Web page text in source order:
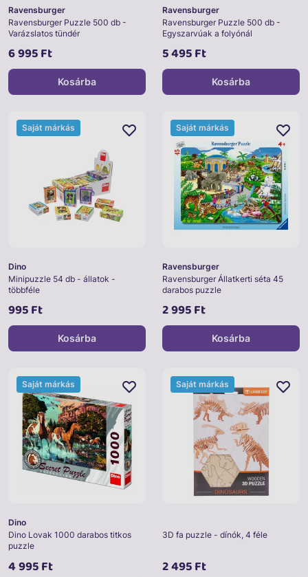
Ravensburger
Ravensburger Puzzle 500 db -
Varázslatos tündér
6 995 Ft
Kosárba
Ravensburger
Ravensburger Puzzle 500 db -
Egyszarvúak a folyónál
5 495 Ft
Kosárba
Dino
Minipuzzle 54 db - állatok -
többféle
995 Ft
Saját márkás
Kosárba
Ravensburger
Ravensburger Állatkerti séta 45
darabos puzzle
2 995 Ft
Saját márkás
Kosárba
Dino
Dino Lovak 1000 darabos titkos
puzzle
4 995 Ft
Saját márkás
3D fa puzzle - dínók, 4 féle
2 495 Ft
Saját márkás